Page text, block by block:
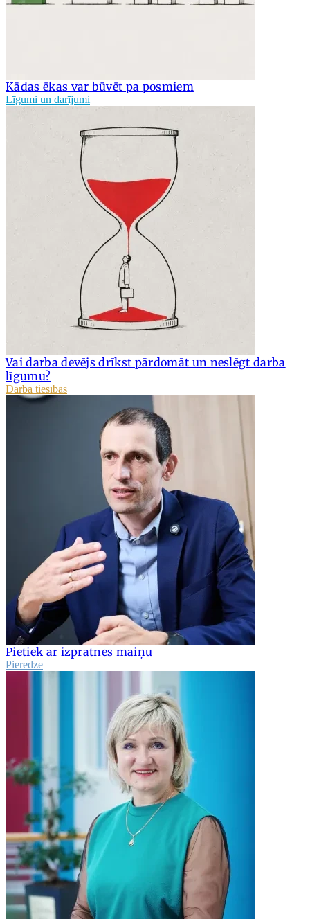
Kādas ēkas var būvēt pa posmiem
Līgumi un darījumi
Vai darba devējs drīkst pārdomāt un neslēgt darba
līgumu?
Darba tiesības
Pietiek ar izpratnes maiņu
Pieredze